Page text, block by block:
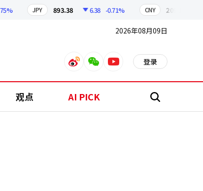
JPY 893.38 6.38 -0.71% CNY 209.17
2026年08月09日
weiboweixinyoutube 登录
观点 AI PICK 搜